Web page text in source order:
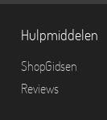
Hulpmiddelen
ShopGidsen
Reviews